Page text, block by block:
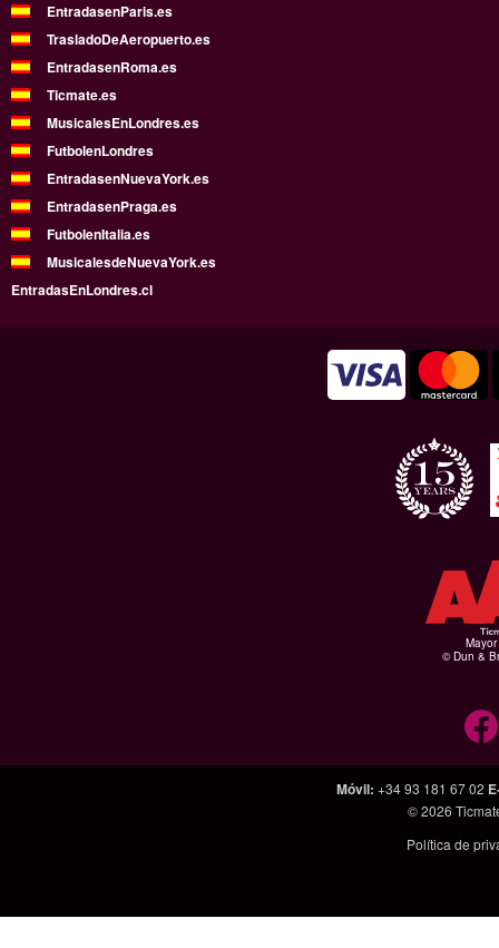
EntradasenParis.es
TrasladoDeAeropuerto.es
EntradasenRoma.es
Ticmate.es
MusicalesEnLondres.es
FutbolenLondres
EntradasenNuevaYork.es
EntradasenPraga.es
FutbolenItalia.es
MusicalesdeNuevaYork.es
EntradasEnLondres.cl
© Dun &
Móvil: +34 93 181 67 02
© 2026
Política de